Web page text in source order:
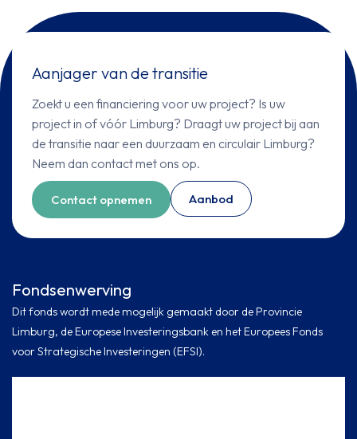
Aanjager van de transitie
Zoekt u een financiering voor uw project? Is uw
project in of vóór Limburg? Draagt uw project bij aan
de transitie naar een duurzaam en circulair Limburg?
Neem dan contact met ons op.
Contact opnemen Aanbod
Fondsenwerving
Dit fonds wordt mede mogelijk gemaakt door de Provincie
Limburg, de Europese Investeringsbank en het Europees Fonds
voor Strategische Investeringen (EFSI).